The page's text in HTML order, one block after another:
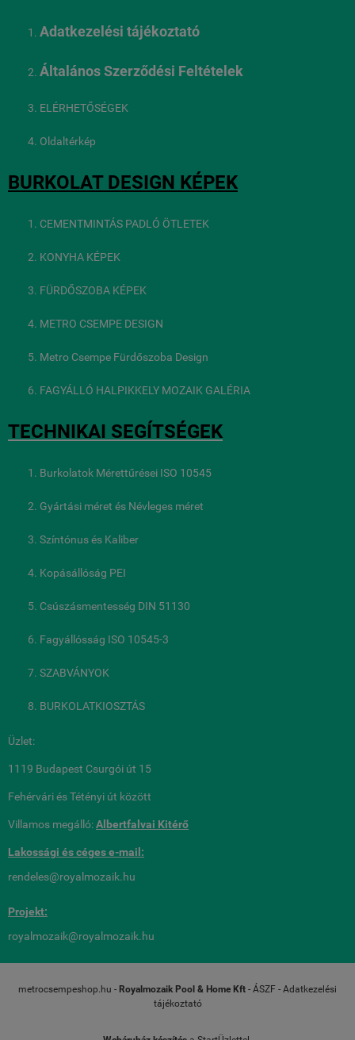
Adatkezelési tájékoztató
Általános Szerződési Feltételek
ELÉRHETŐSÉGEK
Oldaltérkép
BURKOLAT DESIGN KÉPEK
CEMENTMINTÁS PADLÓ ÖTLETEK
KONYHA KÉPEK
FÜRDŐSZOBA KÉPEK
METRO CSEMPE DESIGN
Metro Csempe Fürdőszoba Design
FAGYÁLLÓ HALPIKKELY MOZAIK GALÉRIA
TECHNIKAI SEGÍTSÉGEK
Burkolatok Mérettűrései ISO 10545
Gyártási méret és Névleges méret
Színtónus és Kaliber
Kopásállóság PEI
Csúszásmentesség DIN 51130
Fagyállósság ISO 10545-3
SZABVÁNYOK
BURKOLATKIOSZTÁS
Üzlet:
1119 Budapest Csurgói út 15
Fehérvári és Tétényi út között
Villamos megálló:Albertfalvai Kitérő
Lakossági és cégese-mail:
rendeles@royalmozaik.hu
Projekt:
royalmozaik@royalmozaik.hu
metrocsempeshop.hu - Royalmozaik Pool & Home Kft - ÁSZF - Adatkezelési
tájékoztató